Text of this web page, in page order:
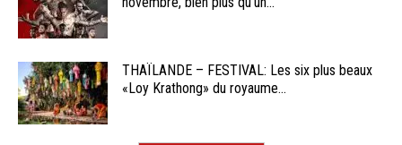
THAÏLANDE – FESTIVAL: Les six plus beaux
«Loy Krathong» du royaume...